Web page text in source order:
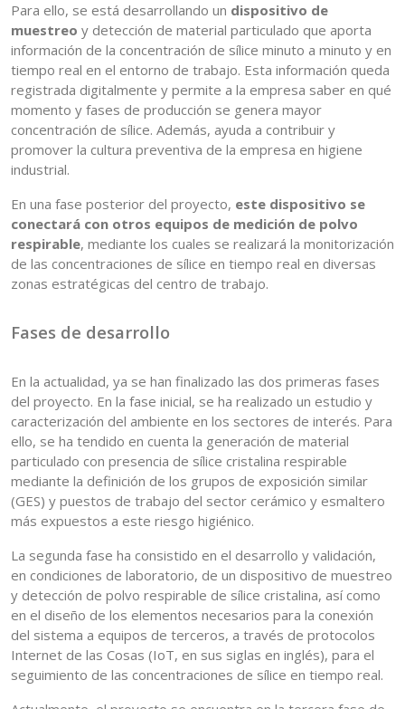
Para ello, se está desarrollando un dispositivo de
muestreo y detección de material particulado que aporta
información de la concentración de sílice minuto a minuto y en
tiempo real en el entorno de trabajo. Esta información queda
registrada digitalmente y permite a la empresa saber en qué
momento y fases de producción se genera mayor
concentración de sílice. Además, ayuda a contribuir y
promover la cultura preventiva de la empresa en higiene
industrial.
En una fase posterior del proyecto, este dispositivo se
conectará con otros equipos de medición de polvo
respirable, mediante los cuales se realizará la monitorización
de las concentraciones de sílice en tiempo real en diversas
zonas estratégicas del centro de trabajo.
Fases de desarrollo
En la actualidad, ya se han finalizado las dos primeras fases
del proyecto. En la fase inicial, se ha realizado un estudio y
caracterización del ambiente en los sectores de interés. Para
ello, se ha tendido en cuenta la generación de material
particulado con presencia de sílice cristalina respirable
mediante la definición de los grupos de exposición similar
(GES) y puestos de trabajo del sector cerámico y esmaltero
más expuestos a este riesgo higiénico.
La segunda fase ha consistido en el desarrollo y validación,
en condiciones de laboratorio, de un dispositivo de muestreo
y detección de polvo respirable de sílice cristalina, así como
en el diseño de los elementos necesarios para la conexión
del sistema a equipos de terceros, a través de protocolos
Internet de las Cosas (IoT, en sus siglas en inglés), para el
seguimiento de las concentraciones de sílice en tiempo real.